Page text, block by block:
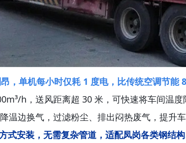
，单机每小时仅耗 1 度电，比传统空调节能
h，送风距离超 30 米，可快速将车间温
温边换气，过滤粉尘、排出闷热废气，提升
式安装，无需复杂管道，适配凤岗各类钢结